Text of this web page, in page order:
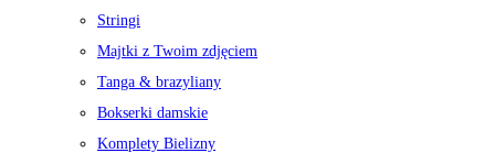
Stringi
Majtki z Twoim zdjęciem
Tanga & brazyliany
Bokserki damskie
Komplety Bielizny